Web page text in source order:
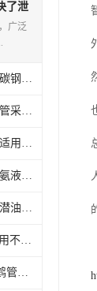
了泄
好
广泛
AL1412火车密闭装卸臂碳钢不锈钢衬氟材质
AL2402型底部装卸臂鹤管采用干式阀或快速接头结构
AL2503型底部装卸鹤管适用范围
AL2543型鹤管适用于液氨液化气丙烯等介质底部装卸质量保证
火车卸车臂AL1403型带潜油泵鹤管
LNG/LPG装卸臂鹤管采用不锈钢材质耐低温密封好使用寿命长
汽车装卸臂发油台专用鹤管密闭式装卸车